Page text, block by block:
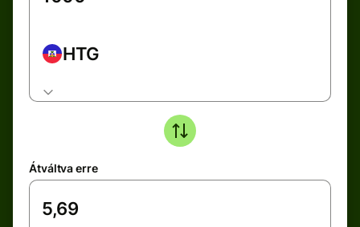
HTG
Átváltva erre